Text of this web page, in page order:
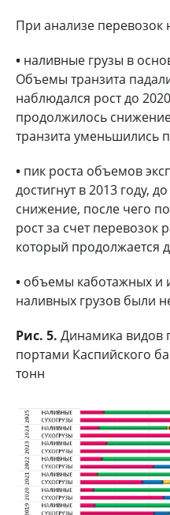
При анализе перевозок
• наливные грузы в
Объемы транзита
наблюдался рост до
продолжилось
транзита уменьшились
• пик роста объемов
достигнут в 2013 году,
снижение, после чего
рост за счет перевозок
который продолжается
• объемы каботажных и
наливных грузов были
Рис. 5. Динамика видов
портами Каспийского
тонн